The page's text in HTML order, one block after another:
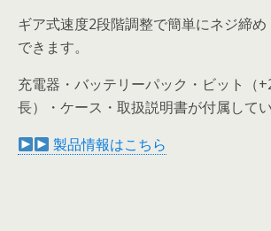
ギア式速度2段階調整で簡単にネジ締
できます。
充電器・バッテリーパック・ビット
長）・ケース・取扱説明書が付属してい
製品情報はこちら